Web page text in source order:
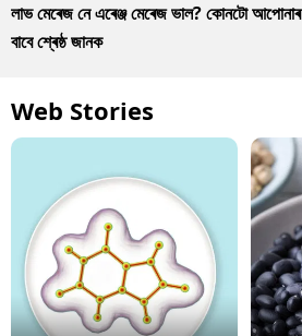
লাভ মেৰেজ নে এৰেঞ্জ মেৰেজ ভাল? কোনটো আপোনাৰ
বাবে শ্ৰেষ্ঠ জানক
Web Stories